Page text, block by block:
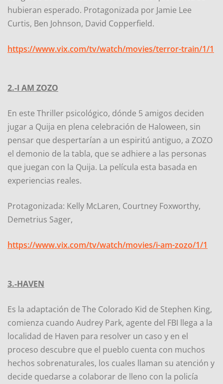
hubieran esperado. Protagonizada por Jamie Lee
Curtis, Ben Johnson, David Copperfield.
https://www.vix.com/tv/watch/movies/terror-train/1/1
2.-I AM ZOZO
En este Thriller psicológico, dónde 5 amigos deciden
jugar a Quija en plena celebración de Haloween, sin
pensar que despertarían a un espiritú antiguo, a ZOZO
el demonio de la tabla, que se adhiere a las personas
que juegan con la Quija. La película esta basada en
experiencias reales.
Protagonizada: Kelly McLaren, Courtney Foxworthy,
Demetrius Sager,
https://www.vix.com/tv/watch/movies/i-am-zozo/1/1
3.-HAVEN
Es la adaptación de The Colorado Kid de Stephen King,
comienza cuando Audrey Park, agente del FBI llega a la
localidad de Haven para resolver un caso y en el
proceso descubre que el pueblo cuenta con muchos
hechos sobrenaturales, los cuales llaman su atención y
decide quedarse a colaborar de lleno con la policía